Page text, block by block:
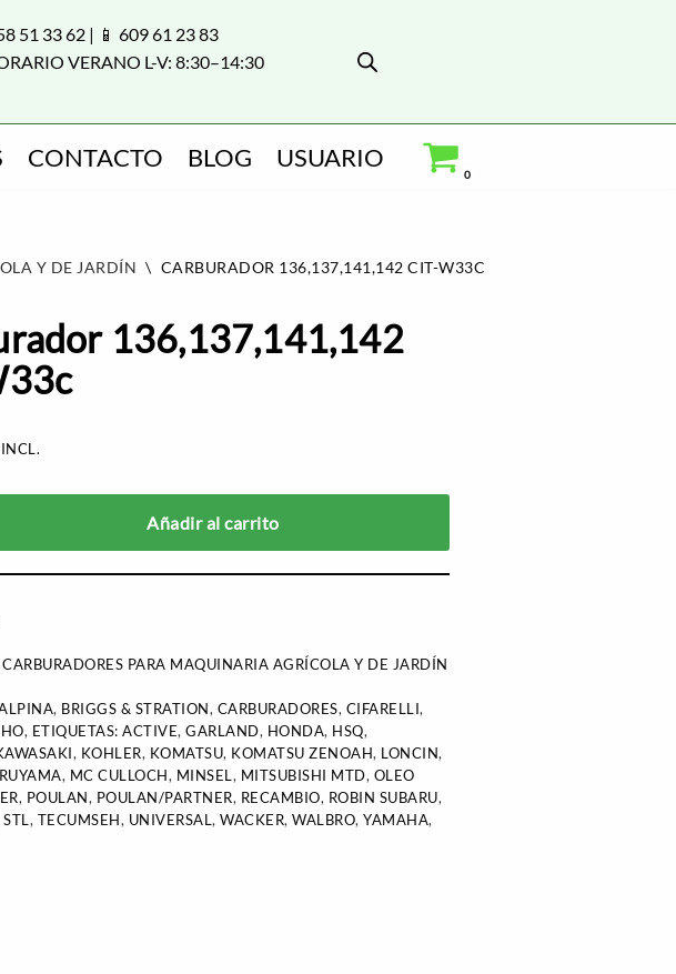
51 33 62 | 📱 609 61 23 83
VERANO L-V: 8:30–14:30
CONTACTO BLOG USUARIO
0
Y DE JARDÍN \ CARBURADOR 136,137,141,142 CIT-W33C
136,137,141,142
Añadir al carrito
CARBURADORES PARA MAQUINARIA AGRÍCOLA Y DE JARDÍN
, BRIGGS & STRATION, CARBURADORES, CIFARELLI,
, ETIQUETAS: ACTIVE,GARLAND, HONDA, HSQ,
, KOHLER, KOMATSU, KOMATSU ZENOAH, LONCIN,
, MC CULLOCH, MINSEL, MITSUBISHI MTD, OLEO
, POULAN, POULAN/PARTNER, RECAMBIO, ROBIN SUBARU,
STL, TECUMSEH, UNIVERSAL,WACKER,WALBRO,YAMAHA,